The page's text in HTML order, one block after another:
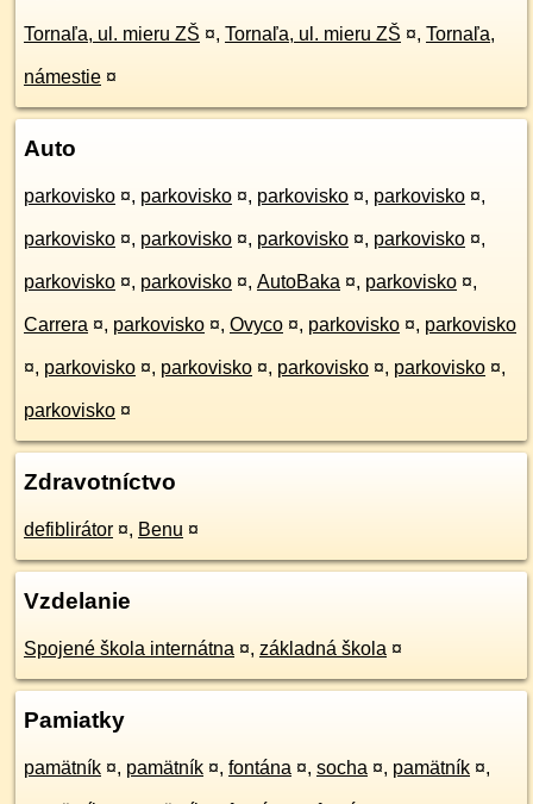
Tornaľa, ul. mieru ZŠ ¤, Tornaľa, ul. mieru ZŠ ¤, Tornaľa,
námestie ¤
Auto
parkovisko ¤, parkovisko ¤, parkovisko ¤, parkovisko ¤,
parkovisko ¤, parkovisko ¤, parkovisko ¤, parkovisko ¤,
parkovisko ¤, parkovisko ¤, AutoBaka ¤, parkovisko ¤,
Carrera ¤, parkovisko ¤, Ovyco ¤, parkovisko ¤, parkovisko
¤, parkovisko ¤, parkovisko ¤, parkovisko ¤, parkovisko ¤,
parkovisko ¤
Zdravotníctvo
defiblirátor ¤, Benu ¤
Vzdelanie
Spojené škola internátna ¤, základná škola ¤
Pamiatky
pamätník ¤, pamätník ¤, fontána ¤, socha ¤, pamätník ¤,